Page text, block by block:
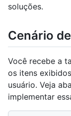
soluções.
Cenário
Você recebe a
os itens
usuário. Veja
implementar